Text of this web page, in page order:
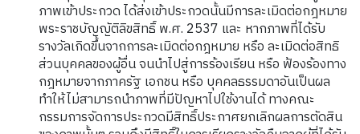
ภาพเข้าประกวด ได้ส่งเข้าประกวดนั้นมีการละเมิดต่อกฎหมาย
พระราชบัญญัติลิขสิทธิ์ พ.ศ. 2537 และ หากภาพที่ได้รับ
รางวัลเกิดขึ้นจากการละเมิดต่อกฎหมาย หรือ ละเมิดต่อสิทธิ
ส่วนบุคคลของผู้อื่น จนนำไปสู่การร้องเรียน หรือ ฟ้องร้องทาง
กฎหมายจากภาครัฐ เอกชน หรือ บุคคลธรรมดาอันเป็นผล
ทำให้ไม่สามารถนำภาพที่มีปัญหาไปใช้งานได้ ทางคณะ
กรรมการจัดการประกวดมีสิทธิ์ประกาศยกเลิกผลการตัดสิน